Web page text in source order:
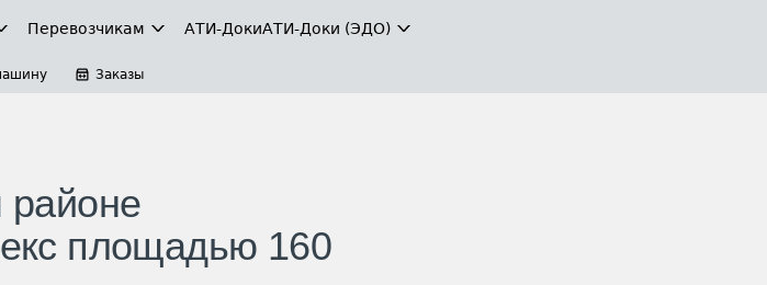
Перевозчикам АТИ-ДокиАТИ-Доки (ЭДО)
Заказы
районе
площадью 160